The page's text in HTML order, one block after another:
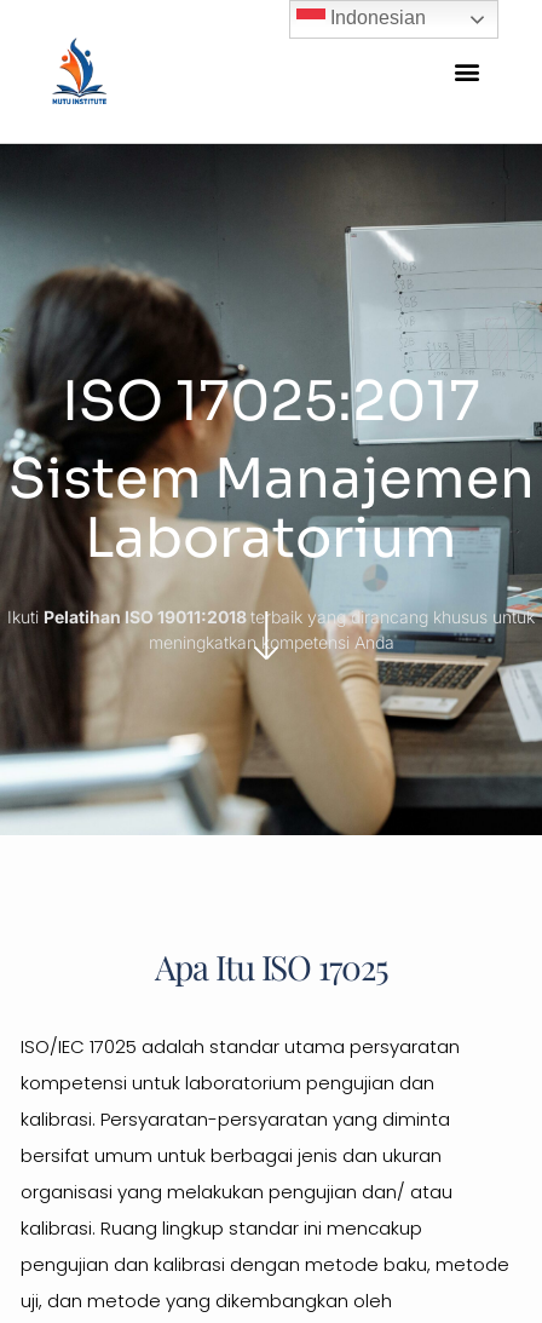
ISO 17025:2017
Sistem Manajemen
Laboratorium
Ikuti Pelatihan ISO 19011:2018terbaik yang dirancang khusus untuk
meningkatkan kompetensi Anda
Apa Itu ISO 17025
ISO/IEC 17025 adalah standar utama persyaratan
kompetensi untuk laboratorium pengujian dan
kalibrasi. Persyaratan-persyaratan yang diminta
bersifat umum untuk berbagai jenis dan ukuran
organisasi yang melakukan pengujian dan/ atau
kalibrasi. Ruang lingkup standar ini mencakup
pengujian dan kalibrasi dengan metode baku, metode
uji, dan metode yang dikembangkan oleh
Indonesian